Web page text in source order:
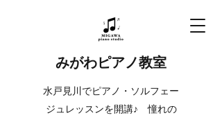
みがわピアノ教室
​水戸見川でピアノ・ソルフェー
ジュレッスンを開講♪ 憧れの